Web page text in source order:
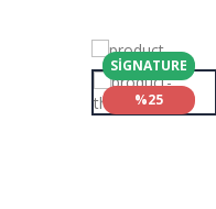
SIGNATURE
%25